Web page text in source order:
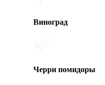
Виноград
Черри помидоры